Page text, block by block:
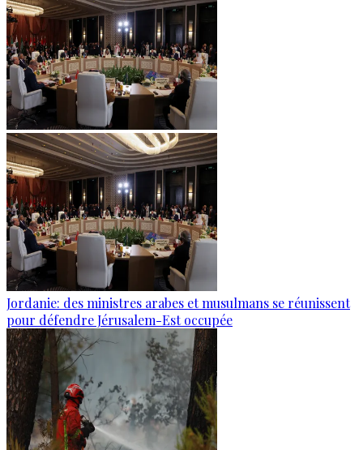
Jordanie: des ministres arabes et musulmans se réunissent
pour défendre Jérusalem-Est occupée